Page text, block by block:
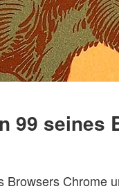
99 seines
Chrome